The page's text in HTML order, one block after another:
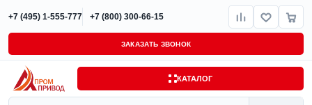
+7 (495) 1-555-777 +7 (800) 300-66-15
ЗАКАЗАТЬ ЗВОНОК
КАТАЛОГ